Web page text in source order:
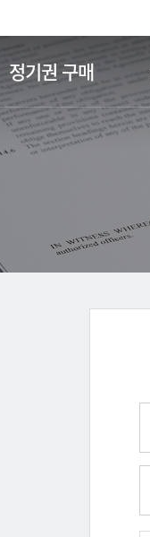
정기권 구매